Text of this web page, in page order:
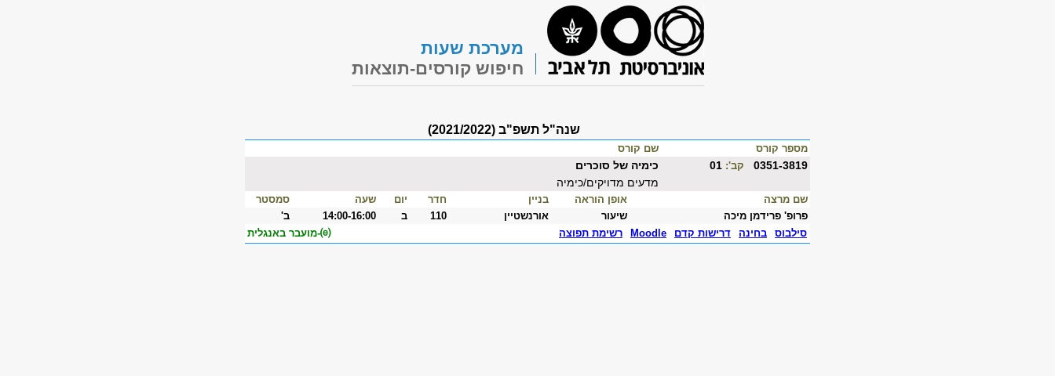
מערכת שעות
חיפוש קורסים-תוצאות
שנה"ל תשפ"ב (2021/2022)
מספר קורס שם קורס
0351-3819 קב':
כימיה של סוכרים
מדעים מדויקים/כימיה
שם מרצה אופן הוראה בניין חדר יום שעה
סמסטר
פרופ' פרידמן מיכה
שיעור אורנשטיין 110 ב 14:00-16:00
ב'
סילבוס
בחינה דרישות קדם Moodle רשימת תפוצה ⒠-מועבר באנגלית